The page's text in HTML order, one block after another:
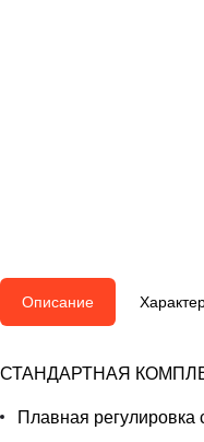
Описание
СТАНДАРТНАЯ
Плавная регулировка